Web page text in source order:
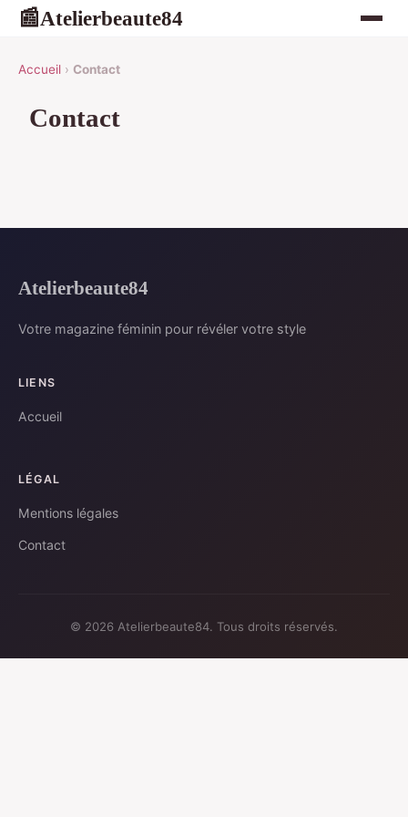
📰Atelierbeaute84
Accueil › Contact
Contact
Atelierbeaute84
Votre magazine féminin pour révéler votre style
LIENS
Accueil
LÉGAL
Mentions légales
Contact
© 2026 Atelierbeaute84. Tous droits réservés.